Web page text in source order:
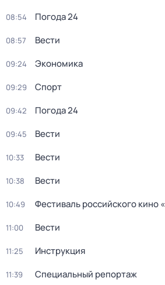
08:54 Погода 24
08:57 Вести
09:24 Экономика
09:29 Спорт
09:42 Погода 24
09:45 Вести
10:33 Вести
10:38 Вести
10:49 Фестиваль российского кино
11:00 Вести
11:25 Инструкция
11:39 Специальный репортаж